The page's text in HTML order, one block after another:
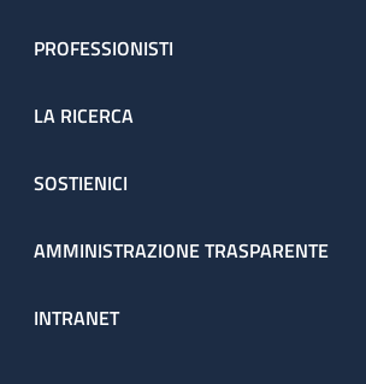
PROFESSIONISTI
LA RICERCA
SOSTIENICI
AMMINISTRAZIONE TRASPARENTE
INTRANET